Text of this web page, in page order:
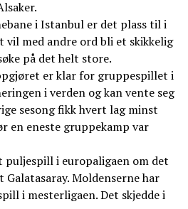
i Istanbul er det plass til i
vil med andre ord bli et skikkelig
på det helt store.
er klar for gruppespillet i
i verden og kan vente seg
sesong fikk hvert lag minst
en eneste gruppekamp var
puljespill i europaligaen om det
Galatasaray. Moldenserne har
i mesterligaen. Det skjedde i